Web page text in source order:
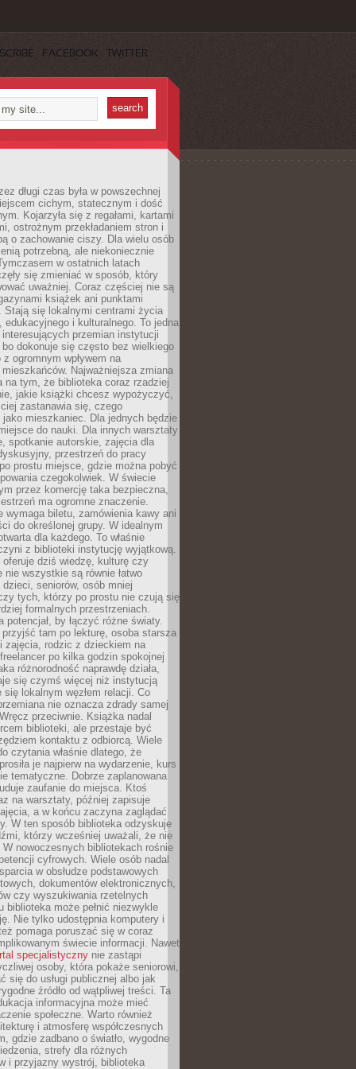
FACEBOOK TWITTER
długi czas była w powszechnej
cichym, statecznym i dość
Kojarzyła się z regałami, kartami
ostrożnym przekładaniem stron i
o zachowanie ciszy. Dla wielu osób
potrzebną, ale niekoniecznie
w ostatnich latach
się zmieniać w sposób, który
uważniej. Coraz częściej nie są
książek ani punktami
Stają się lokalnymi centrami życia
edukacyjnego i kulturalnego. To jedna
przemian instytucji
dokonuje się często bez wielkiego
z ogromnym wpływem na
Najważniejsza zmiana
na tym, że biblioteka coraz rzadziej
jakie książki chcesz wypożyczyć,
zastanawia się, czego
jako mieszkaniec. Dla jednych będzie
do nauki. Dla innych warsztaty
spotkanie autorskie, zajęcia dla
przestrzeń do pracy
prostu miejsce, gdzie można pobyć
czegokolwiek. W świecie
przez komercję taka bezpieczna,
ma ogromne znaczenie.
wymaga biletu, zamówienia kawy ani
do określonej grupy. W idealnym
dla każdego. To właśnie
z biblioteki instytucję wyjątkową.
dziś wiedzę, kulturę czy
nie wszystkie są równie łatwo
seniorów, osób mniej
tych, którzy po prostu nie czują się
formalnych przestrzeniach.
potencjał, by łączyć różne światy.
tam po lekturę, osoba starsza
zajęcia, rodzic z dzieckiem na
po kilka godzin spokojnej
różnorodność naprawdę działa,
się czymś więcej niż instytucją
się lokalnym węzłem relacji. Co
nie oznacza zdrady samej
przeciwnie. Książka nadal
biblioteki, ale przestaje być
kontaktu z odbiorcą. Wiele
czytania właśnie dlatego, że
je najpierw na wydarzenie, kurs
tematyczne. Dobrze zaplanowana
zaufanie do miejsca. Ktoś
na warsztaty, później zapisuje
a w końcu zaczyna zaglądać
W ten sposób biblioteka odzyskuje
którzy wcześniej uważali, że nie
nowoczesnych bibliotekach rośnie
cyfrowych. Wiele osób nadal
w obsłudze podstawowych
dokumentów elektronicznych,
czy wyszukiwania rzetelnych
biblioteka może pełnić niezwykle
Nie tylko udostępnia komputery i
pomaga poruszać się w coraz
świecie informacji. Nawet
specjalistyczny nie zastąpi
osoby, która pokaże seniorowi,
się do usługi publicznej albo jak
źródło od wątpliwej treści. Ta
informacyjna może mieć
społeczne. Warto również
i atmosferę współczesnych
gdzie zadbano o światło, wygodne
strefy dla różnych
i przyjazny wystrój, biblioteka